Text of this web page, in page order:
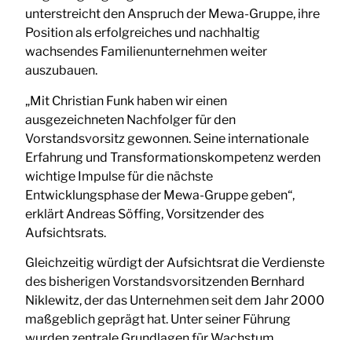
unterstreicht den Anspruch der Mewa-Gruppe, ihre
Position als erfolgreiches und nachhaltig
wachsendes Familienunternehmen weiter
auszubauen.
„Mit Christian Funk haben wir einen
ausgezeichneten Nachfolger für den
Vorstandsvorsitz gewonnen. Seine internationale
Erfahrung und Transformationskompetenz werden
wichtige Impulse für die nächste
Entwicklungsphase der Mewa-Gruppe geben“,
erklärt Andreas Söffing, Vorsitzender des
Aufsichtsrats.
Gleichzeitig würdigt der Aufsichtsrat die Verdienste
des bisherigen Vorstandsvorsitzenden Bernhard
Niklewitz, der das Unternehmen seit dem Jahr 2000
maßgeblich geprägt hat. Unter seiner Führung